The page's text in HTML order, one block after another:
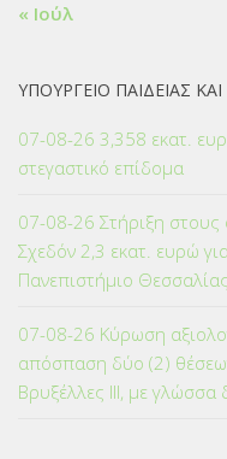
« Ιούλ
ΥΠΟΥΡΓΕΙΟ ΠΑΙΔΕΙΑΣ
07-08-26 3,358 εκατ.
στεγαστικό επίδομα
07-08-26 Στήριξη στους
Σχεδόν 2,3 εκατ. ευρώ
Πανεπιστήμιο Θεσσαλίας
07-08-26 Κύρωση
απόσπαση δύο (2)
Βρυξέλλες ΙΙΙ, με